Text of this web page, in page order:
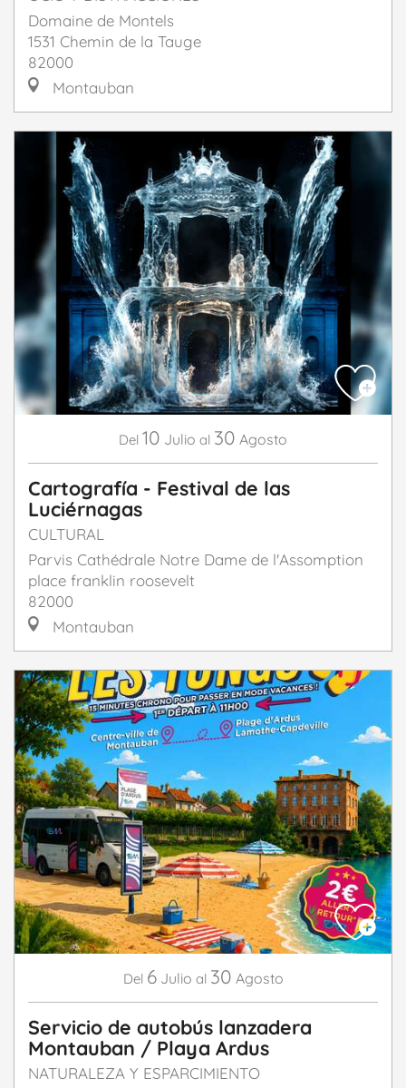
Domaine de Montels
1531 Chemin de la Tauge
82000
Montauban
Del 10 Julio al 30 Agosto
Cartografía - Festival de las
Luciérnagas
CULTURAL
Parvis Cathédrale Notre Dame de l'Assomption
place franklin roosevelt
82000
Montauban
Del 6 Julio al 30 Agosto
Servicio de autobús lanzadera
Montauban / Playa Ardus
NATURALEZA Y ESPARCIMIENTO